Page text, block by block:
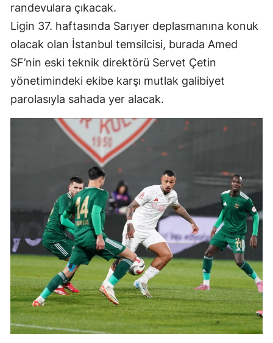
Mersin
İstanbul
İzmir
Kastamonu
Kırklareli
Kocaeli
Konya
Kütahya
Malatya
Manisa
randevulara çıkacak.
Ligin 37. haftasında Sarıyer deplasmanına konuk
olacak olan İstanbul temsilcisi, burada Amed
SF’nin eski teknik direktörü Servet Çetin
yönetimindeki ekibe karşı mutlak galibiyet
parolasıyla sahada yer alacak.